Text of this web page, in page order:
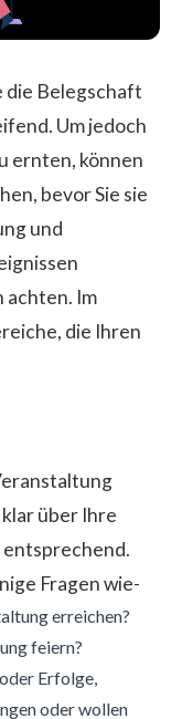
Belegschaft
Um jedoch
ernten, können
bevor Sie sie
und
achten. Im
die Ihren
über Ihre
entsprechend.
Fragen wie-
erreichen?
feiern?
Erfolge,
oder wollen